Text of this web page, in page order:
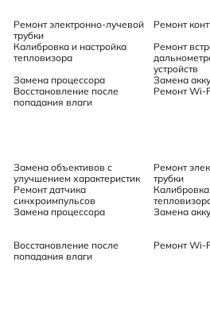
Ремонт электронно-лучевой
трубки
Ремонт
Калибровка и настройка
тепловизора
Ремонт
устройств
Замена процессора
Замена
Восстановление после
попадания влаги
Ремонт Wi-
Замена объективов с
улучшением характеристик
Ремонт
трубки
Ремонт датчика
синхроимпульсов
Замена процессора Замена
Восстановление после
попадания влаги
Ремонт Wi-